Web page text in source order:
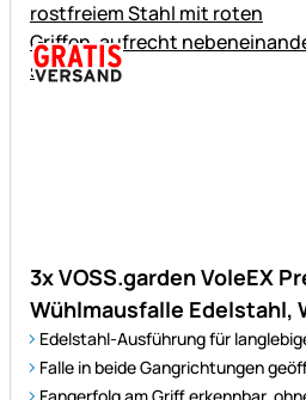
3x VOSS.garden VoleEX
Wühlmausfalle Edelstahl,
Edelstahl-Ausführung für
Falle in beide Gangrichtungen